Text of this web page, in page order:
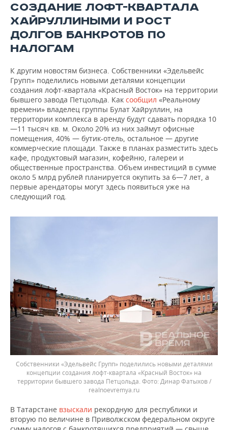
СОЗДАНИЕ ЛОФТ-КВАРТАЛА
ХАЙРУЛЛИНЫМИ И РОСТ
ДОЛГОВ БАНКРОТОВ ПО
НАЛОГАМ
К другим новостям бизнеса. Собственники «Эдельвейс
Групп» поделились новыми деталями концепции
создания лофт-квартала «Красный Восток» на территории
бывшего завода Петцольда. Как сообщил «Реальному
времени» владелец группы Булат Хайруллин, на
территории комплекса в аренду будут сдавать порядка 10
—11 тысяч кв. м. Около 20% из них займут офисные
помещения, 40% — бутик-отель, остальное — другие
коммерческие площади. Также в планах разместить здесь
кафе, продуктовый магазин, кофейню, галереи и
общественные пространства. Объем инвестиций в сумме
около 5 млрд рублей планируется окупить за 6—7 лет, а
первые арендаторы могут здесь появиться уже на
следующий год.
Собственники «Эдельвейс Групп» поделились новыми деталями
концепции создания лофт-квартала «Красный Восток» на
территории бывшего завода Петцольда.
Динар Фатыхов /
realnoevremya.ru
В Татарстане взыскали рекордную для республики и
вторую по величине в Приволжском федеральном округе